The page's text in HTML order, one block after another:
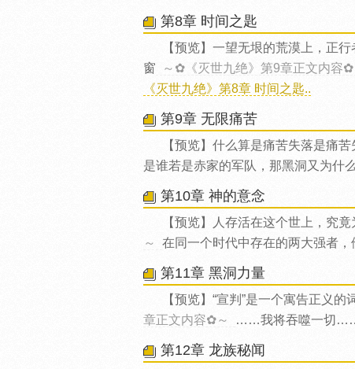
第8章 时间之匙
【预览】一望无垠的荒漠上，正
窗
～✿《灭世九绝》第9章正文内容✿
《灭世九绝》第8章 时间之匙..
第9章 无限痛苦
【预览】什么算是痛苦失落是痛
是谁若是赤家的军队，那黑洞又为什
第10章 神的意念
【预览】人存活在这个世上，究
～
在同一个时代中存在的两大强者
第11章 黑洞力量
【预览】“宣判”是一个寓告正义
章正文内容✿～
……我将吞噬一切
第12章 龙族秘闻